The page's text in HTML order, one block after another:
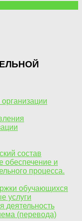
состав
обеспечение и
процесса.
обучающихся
услуги
деятельность
(перевода)